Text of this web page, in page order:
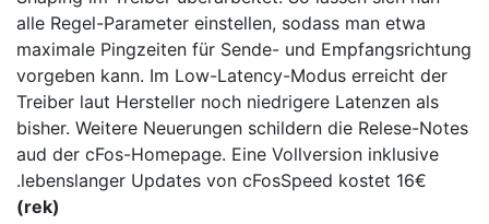
alle Regel-Parameter einstellen, sodass man etwa
maximale Pingzeiten für Sende- und Empfangsrichtung
vorgeben kann. Im Low-Latency-Modus erreicht der
Treiber laut Hersteller noch niedrigere Latenzen als
bisher. Weitere Neuerungen schildern die Relese-Notes
aud der cFos-Homepage. Eine Vollversion inklusive
lebenslanger Updates von cFosSpeed kostet 16€.
(rek)